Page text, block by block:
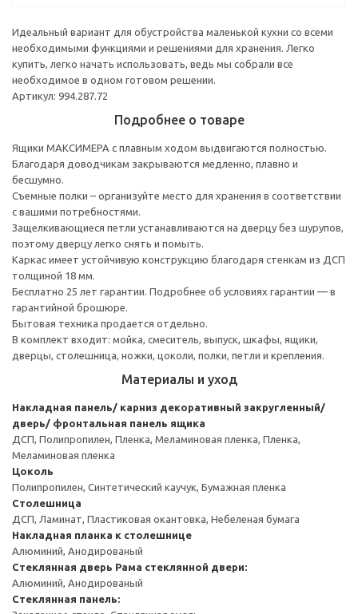
Идеальный вариант для обустройства маленькой кухни со всеми
необходимыми функциями и решениями для хранения. Легко
купить, легко начать использовать, ведь мы собрали все
необходимое в одном готовом решении.
Артикул: 994.287.72
Подробнее о товаре
Ящики МАКСИМЕРА с плавным ходом выдвигаются полностью.
Благодаря доводчикам закрываются медленно, плавно и
бесшумно.
Съемные полки – организуйте место для хранения в соответствии
с вашими потребностями.
Защелкивающиеся петли устанавливаются на дверцу без шурупов,
поэтому дверцу легко снять и помыть.
Каркас имеет устойчивую конструкцию благодаря стенкам из ДСП
толщиной 18 мм.
Бесплатно 25 лет гарантии. Подробнее об условиях гарантии — в
гарантийной брошюре.
Бытовая техника продается отдельно.
В комплект входит: мойка, смеситель, выпуск, шкафы, ящики,
дверцы, столешница, ножки, цоколи, полки, петли и крепления.
Материалы и уход
Накладная панель/ карниз декоративный закругленный/
дверь/ фронтальная панель ящика
ДСП, Полипропилен, Пленка, Меламиновая пленка, Пленка,
Меламиновая пленка
Цоколь
Полипропилен, Синтетический каучук, Бумажная пленка
Столешница
ДСП, Ламинат, Пластиковая окантовка, Небеленая бумага
Накладная планка к столешнице
Алюминий, Анодированый
Стеклянная дверь Рама стеклянной двери:
Алюминий, Анодированый
Стеклянная панель: